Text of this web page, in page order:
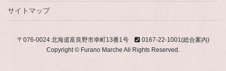
サイトマップ
〒076-0024 北海道富良野市幸町13番1号
0167-22-1001(総合案内)
Copyright © Furano Marche All Rights Reserved.